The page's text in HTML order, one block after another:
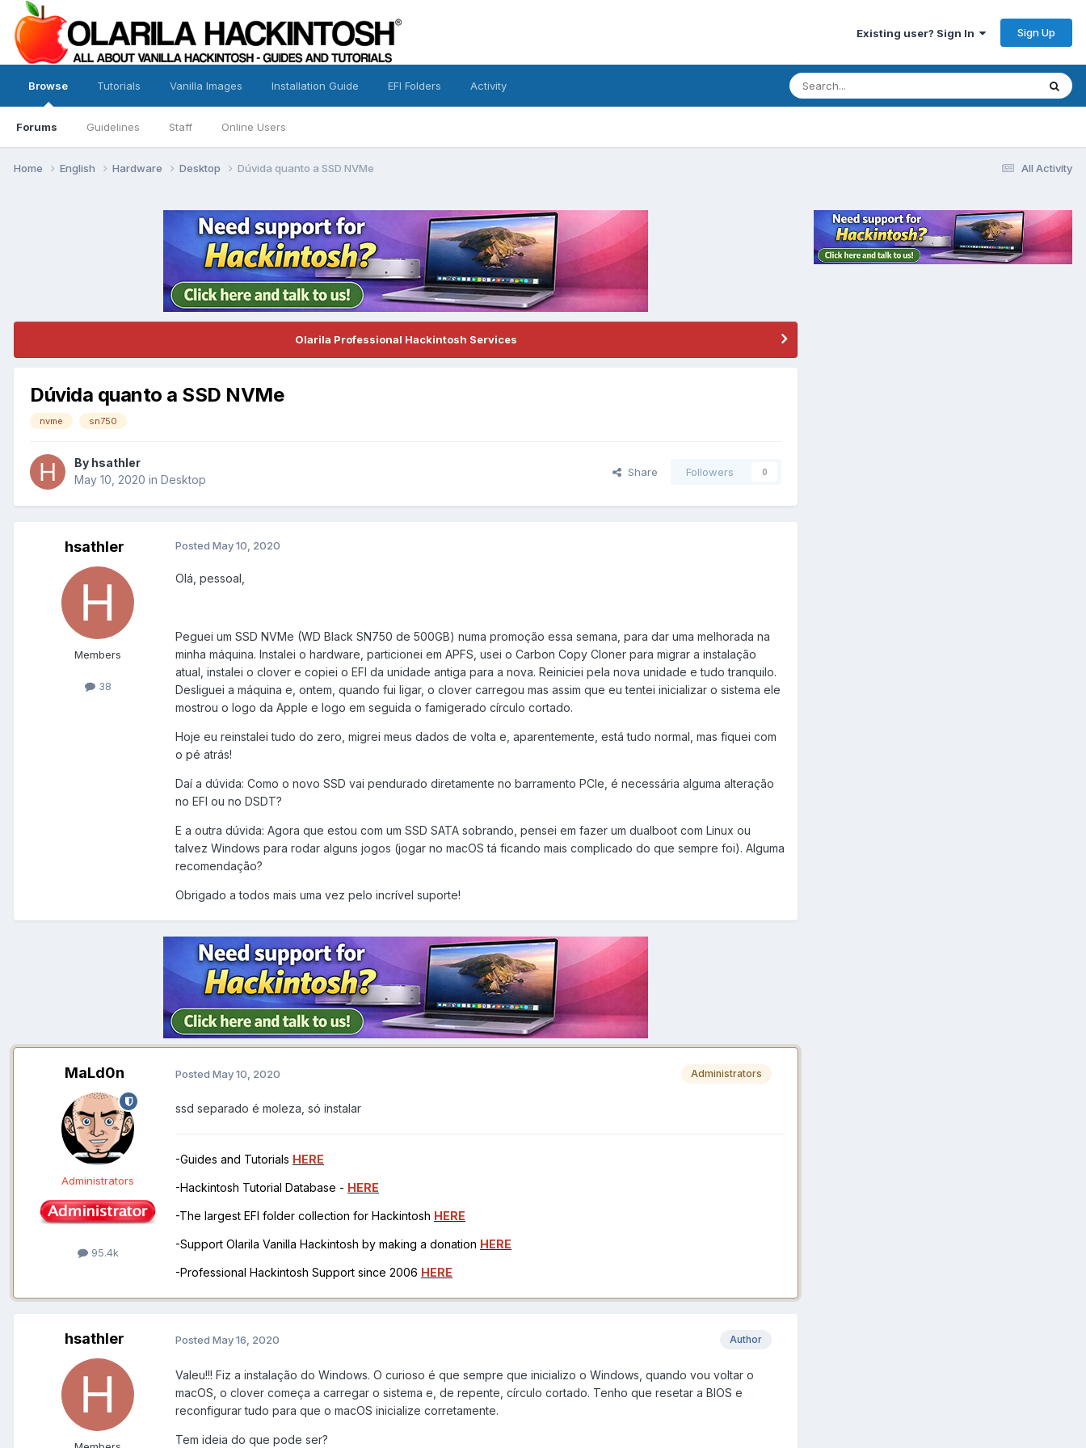
Existing user? Sign In Sign Up
Browse
Forums Guidelines Staff Online Users
Tutorials Vanilla Images Installation Guide EFI Folders Activity
All Activity
Home English Hardware Desktop Dúvida quanto a SSD NVMe
Olarila Professional Hackintosh Services
Dúvida quanto a SSD NVMe
nvme sn750
By hsathler
May 10, 2020 in Desktop
Share Followers 0
hsathler
Members
38
Posted May 10, 2020
Olá, pessoal,
Peguei um SSD NVMe (WD Black SN750 de 500GB) numa promoção essa semana, para dar uma melhorada na
minha máquina. Instalei o hardware, particionei em APFS, usei o Carbon Copy Cloner para migrar a instalação
atual, instalei o clover e copiei o EFI da unidade antiga para a nova. Reiniciei pela nova unidade e tudo tranquilo.
Desliguei a máquina e, ontem, quando fui ligar, o clover carregou mas assim que eu tentei inicializar o sistema ele
mostrou o logo da Apple e logo em seguida o famigerado círculo cortado.
Hoje eu reinstalei tudo do zero, migrei meus dados de volta e, aparentemente, está tudo normal, mas fiquei com
o pé atrás!
Daí a dúvida: Como o novo SSD vai pendurado diretamente no barramento PCIe, é necessária alguma alteração
no EFI ou no DSDT?
E a outra dúvida: Agora que estou com um SSD SATA sobrando, pensei em fazer um dualboot com Linux ou
talvez Windows para rodar alguns jogos (jogar no macOS tá ficando mais complicado do que sempre foi). Alguma
recomendação?
Obrigado a todos mais uma vez pelo incrível suporte!
MaLd0n
Administrators
95.4k
Administrators
Posted May 10, 2020
ssd separado é moleza, só instalar
-Guides and Tutorials HERE
-Hackintosh Tutorial Database - HERE
-The largest EFI folder collection for Hackintosh HERE
-Support Olarila Vanilla Hackintosh by making a donation HERE
-Professional Hackintosh Support since 2006 HERE
hsathler Author
Posted May 16, 2020
Valeu!!! Fiz a instalação do Windows. O curioso é que sempre que inicializo o Windows, quando vou voltar o
macOS, o clover começa a carregar o sistema e, de repente, círculo cortado. Tenho que resetar a BIOS e
reconfigurar tudo para que o macOS inicialize corretamente.
Tem ideia do que pode ser?